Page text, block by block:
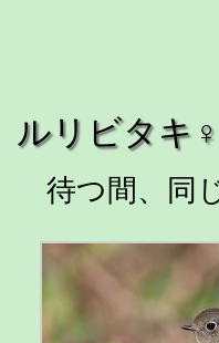
ルリビタキ♀
待つ間、同